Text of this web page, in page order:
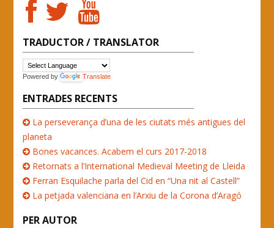
TRADUCTOR / TRANSLATOR
Powered by Translate
ENTRADES RECENTS
La perseverança d’una de les ciutats més antigues del
planeta
Bones vacances. Acabem el curs 2017-2018
Retornats a l’International Medieval Meeting de Lleida
Ferran Esquilache parla del Cid en “Una nit al Castell”
La petjada valenciana en l’Arxiu de la Corona d’Aragó
PER AUTOR